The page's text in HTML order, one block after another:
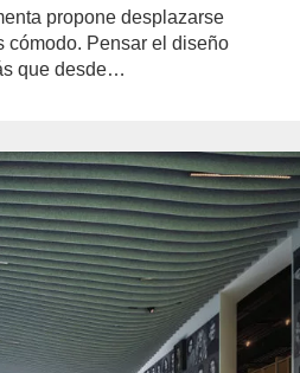
propone desplazarse
cómodo. Pensar el diseño
que desde…